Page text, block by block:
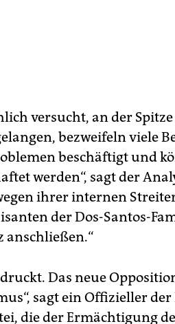
versucht, an der
bezweifeln viele
beschäftigt und
werden“, sagt der
ihrer internen
der Dos-Santos-
anschließen.“
Das neue
sagt ein Offizieller der
die der Ermächtigung